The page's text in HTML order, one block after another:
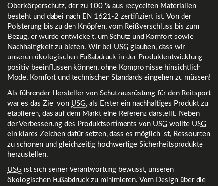
Oberkörperschutz, der zu 100 % aus recycelten Materialien
besteht und dabei nach EN 1621-2 zertifiziert ist. Von der
Polsterung bis zu den Knöpfen, vom Reißverschluss bis zum
Bezug, er wurde entwickelt, um Schutz und Komfort sowie
Nachhaltigkeit zu bieten. Wir bei USG glauben, dass wir
unseren ökologischen Fußabdruck in der Produktentwicklung
positiv beeinflussen können, ohne Kompromisse hinsichtlich
Mode, Komfort und technischen Standards eingehen zu müssen!
Als führender Hersteller von Schutzausrüstung für den Reitsport
war es das Ziel von USG, als Erster ein nachhaltiges Produkt zu
etablieren, das auf dem Markt eine Referenz darstellt. Neben
der Verbesserung des Produktsortiments von USG wollte USG
ein klares Zeichen dafür setzen, dass es möglich ist, Ressourcen
zu schonen und gleichzeitig hochwertige Sicherheitsprodukte
herzustellen.
USG ist sich seiner Verantwortung bewusst, unseren
ökologischen Fußabdruck zu minimieren. Vom Design über die